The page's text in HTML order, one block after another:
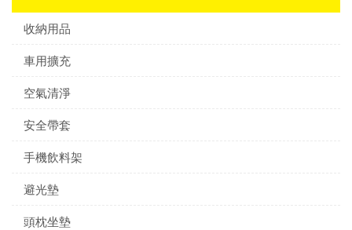
收納用品
車用擴充
空氣清淨
安全帶套
手機飲料架
避光墊
頭枕坐墊